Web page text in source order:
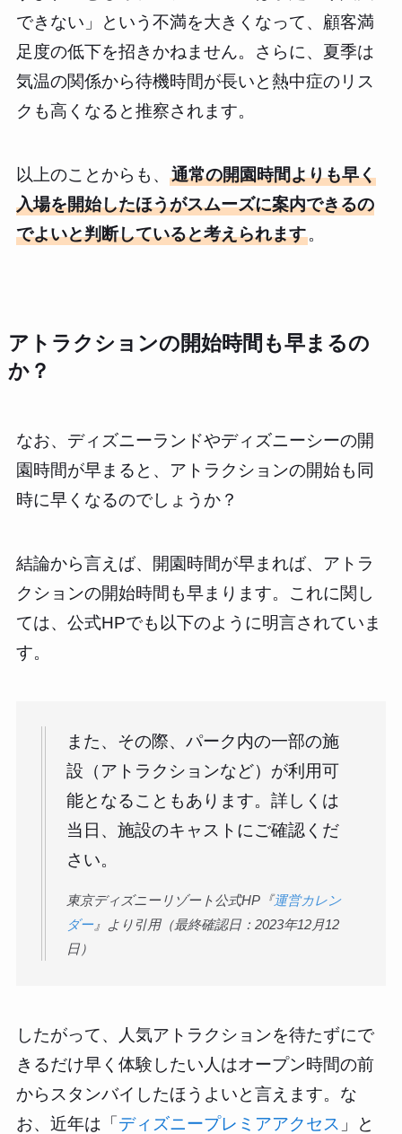
できない」という不満を大きくなって、顧客満
足度の低下を招きかねません。さらに、夏季は
気温の関係から待機時間が長いと熱中症のリス
クも高くなると推察されます。
以上のことからも、 通常の開園時間よりも早く
入場を開始したほうがスムーズに案内できるの
でよいと判断していると考えられます。
アトラクションの開始時間も早まるの
か？
なお、ディズニーランドやディズニーシーの開
園時間が早まると、アトラクションの開始も同
時に早くなるのでしょうか？
結論から言えば、開園時間が早まれば、アトラ
クションの開始時間も早まります。これに関し
ては、公式HPでも以下のように明言されていま
す。
また、その際、パーク内の一部の施
設（アトラクションなど）が利用可
能となることもあります。詳しくは
当日、施設のキャストにご確認くだ
さい。
東京ディズニーリゾート公式HP『運営カレン
ダー 』より引用（最終確認日：2023年12月12
日）
したがって、人気アトラクションを待たずにで
きるだけ早く体験したい人はオープン時間の前
からスタンバイしたほうよいと言えます。な
お、近年は「ディズニープレミアアクセス 」と